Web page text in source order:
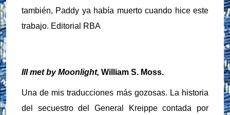
también, Paddy ya había muerto cuando hice este
trabajo. Editorial RBA
Ill met by Moonlight, William S. Moss.
Una de mis traducciones más gozosas. La historia
del secuestro del General Kreippe contada por